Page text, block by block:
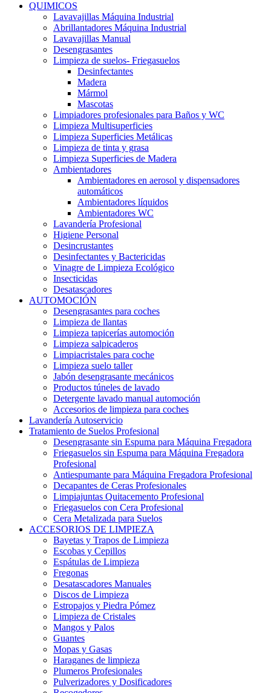
QUIMICOS
Lavavajillas Máquina Industrial
Abrillantadores Máquina Industrial
Lavavajillas Manual
Desengrasantes
Limpieza de suelos- Friegasuelos
Desinfectantes
Madera
Mármol
Mascotas
Limpiadores profesionales para Baños y WC
Limpieza Multisuperficies
Limpieza Superficies Metálicas
Limpieza de tinta y grasa
Limpieza Superficies de Madera
Ambientadores
Ambientadores en aerosol y dispensadores
automáticos
Ambientadores líquidos
Ambientadores WC
Lavandería Profesional
Higiene Personal
Desincrustantes
Desinfectantes y Bactericidas
Vinagre de Limpieza Ecológico
Insecticidas
Desatascadores
AUTOMOCIÓN
Desengrasantes para coches
Limpieza de llantas
Limpieza tapicerías automoción
Limpieza salpicaderos
Limpiacristales para coche
Limpieza suelo taller
Jabón desengrasante mecánicos
Productos túneles de lavado
Detergente lavado manual automoción
Accesorios de limpieza para coches
Lavandería Autoservicio
Tratamiento de Suelos Profesional
Desengrasante sin Espuma para Máquina Fregadora
Friegasuelos sin Espuma para Máquina Fregadora
Profesional
Antiespumante para Máquina Fregadora Profesional
Decapantes de Ceras Profesionales
Limpiajuntas Quitacemento Profesional
Friegasuelos con Cera Profesional
Cera Metalizada para Suelos
ACCESORIOS DE LIMPIEZA
Bayetas y Trapos de Limpieza
Escobas y Cepillos
Espátulas de Limpieza
Fregonas
Desatascadores Manuales
Discos de Limpieza
Estropajos y Piedra Pómez
Limpieza de Cristales
Mangos y Palos
Guantes
Mopas y Gasas
Haraganes de limpieza
Plumeros Profesionales
Pulverizadores y Dosificadores